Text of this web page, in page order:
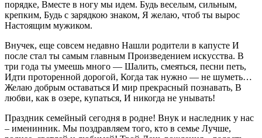
порядке, Вместе в ногу мы идем. Будь веселым, сильным,
крепким, Будь с зарядкою знаком, Я желаю, чтоб ты вырос
Настоящим мужиком.
Внучек, еще совсем недавно Нашли родители в капусте И
после стал ты самым главным Произведением искусства. В
три года ты умеешь много — Шалить, смеяться, песни петь,
Идти проторенной дорогой, Когда так нужно — не шуметь…
Желаю добрым оставаться И мир прекрасный познавать, В
любви, как в озере, купаться, И никогда не унывать!
Праздник семейный сегодня в родне! Внук и наследник у нас
– именинник. Мы поздравляем того, кто в семье Лучше,